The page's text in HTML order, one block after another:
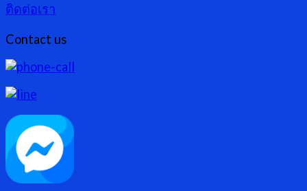
ติดต่อเรา
Contact us